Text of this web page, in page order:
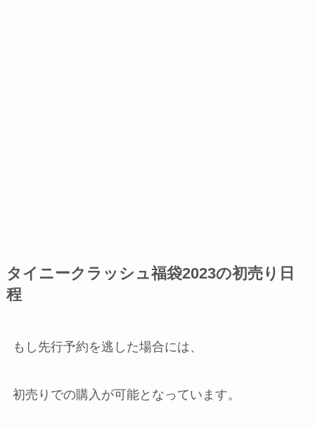
タイニークラッシュ福袋2023の初売り日
程
もし先行予約を逃した場合には、
初売りでの購入が可能となっています。